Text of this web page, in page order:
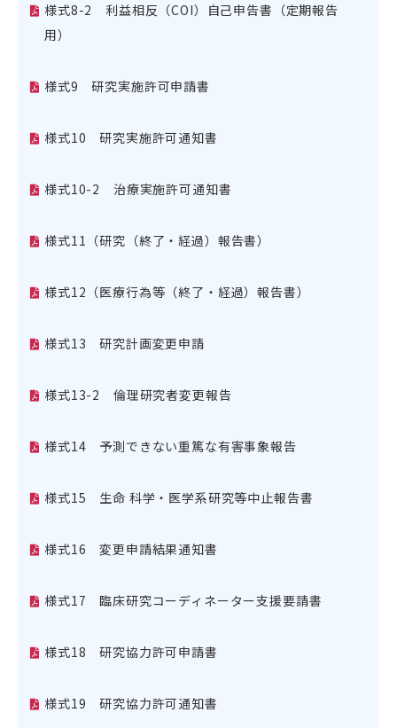
様式8-2 利益相反（COI）自己申告書（定期報告
用）
様式9 研究実施許可申請書
様式10 研究実施許可通知書
様式10-2 治療実施許可通知書
様式11（研究（終了・経過）報告書）
様式12（医療行為等（終了・経過）報告書）
様式13 研究計画変更申請
様式13-2 倫理研究者変更報告
様式14 予測できない重篤な有害事象報告
様式15 生命 科学・医学系研究等中止報告書
様式16 変更申請結果通知書
様式17 臨床研究コーディネーター支援要請書
様式18 研究協力許可申請書
様式19 研究協力許可通知書